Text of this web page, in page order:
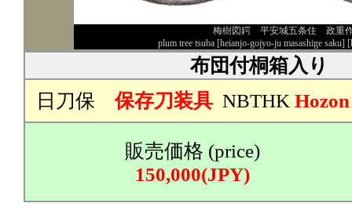
梅樹図鍔 平安城五条住 政重
plum tree tsuba [heianjo-gojyo-ju masashige saku]
布団付桐箱入り
日刀保 保存刀装具 NBTHK Hozon
販売価格 (price)
150,000(JPY)